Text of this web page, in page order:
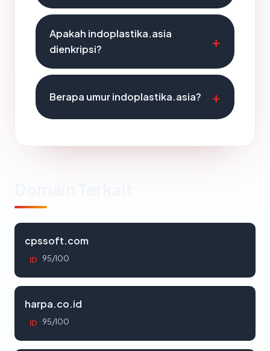
Apakah indoplastika.asia
dienkripsi?
Berapa umur indoplastika.asia?
cpssoft.com
ID 95/100
harpa.co.id
ID 95/100